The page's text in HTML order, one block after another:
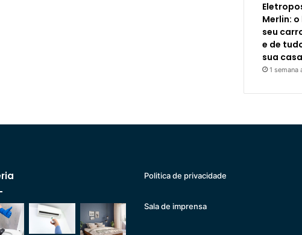
Merlin:
seu
e de
sua
1 semana
Politica de privacidade
Sala de imprensa